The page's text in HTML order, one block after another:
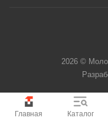
Главная Каталог
2026 ©